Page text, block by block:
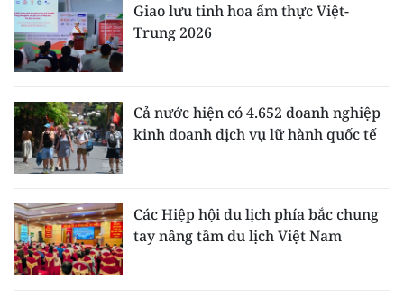
РУССКИЙ
한국어
Giao lưu tinh hoa ẩm thực Việt-
Trung 2026
Cả nước hiện có 4.652 doanh nghiệp
kinh doanh dịch vụ lữ hành quốc tế
Các Hiệp hội du lịch phía bắc chung
tay nâng tầm du lịch Việt Nam